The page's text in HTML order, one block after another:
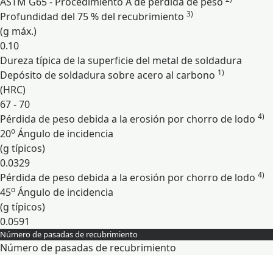
Profundidad del 75 % del recubrimiento 3)
(g máx.)
0.10
Dureza típica de la superficie del metal de soldadura
Depósito de soldadura sobre acero al carbono 1)
(HRC)
67 - 70
Pérdida de peso debida a la erosión por chorro de lodo 4)
20o Ángulo de incidencia
(g típicos)
0.0329
Pérdida de peso debida a la erosión por chorro de lodo 4)
45o Ángulo de incidencia
(g típicos)
0.0591
Expandir
Número de pasadas de recubrimiento
Número de pasadas de recubrimiento